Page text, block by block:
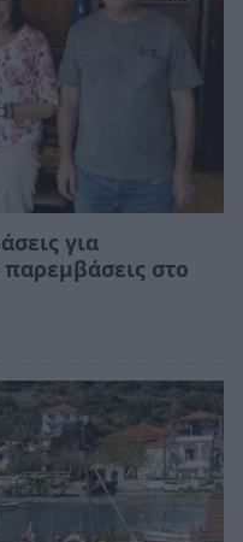
για
στο